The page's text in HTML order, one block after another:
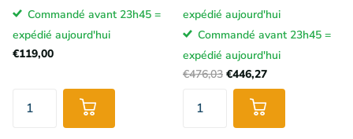
Commandé avant 23h45 =
expédié aujourd'hui
€119,00
expédié aujourd'hui
Commandé avant 23h45 =
expédié aujourd'hui
€476,03 €446,27